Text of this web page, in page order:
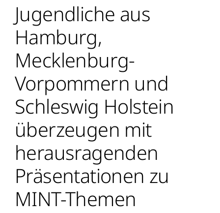
Jugendliche aus
Hamburg,
Mecklenburg-
Vorpommern und
Schleswig Holstein
überzeugen mit
herausragenden
Präsentationen zu
MINT-Themen